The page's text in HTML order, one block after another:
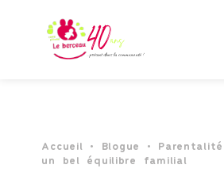
Accueil • Blogue • Parentalité
un bel équilibre familial